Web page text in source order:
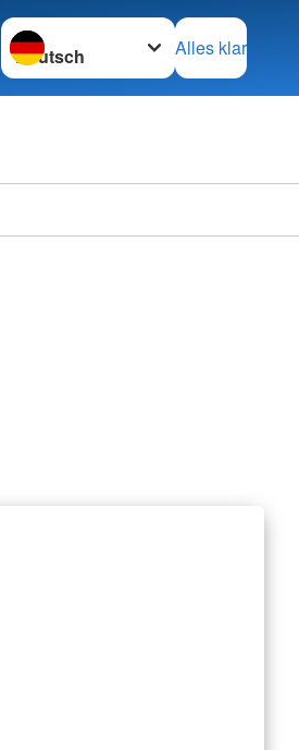
Sprache wechseln zu
Alles klar